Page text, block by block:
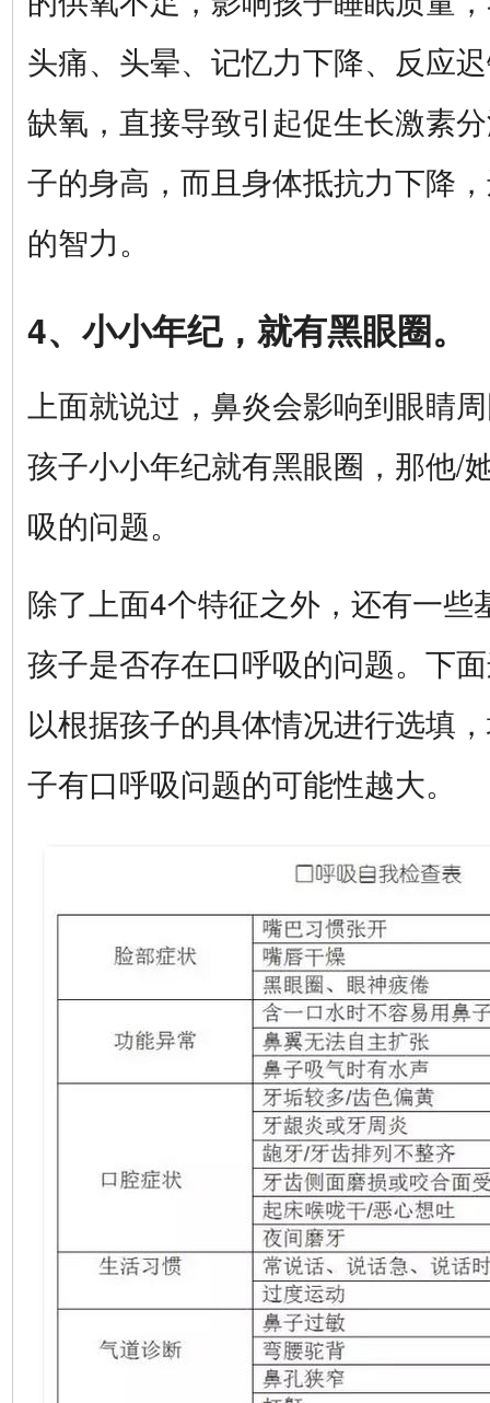
头痛、头晕、记忆力下降、反应
缺氧，直接导致引起促生长激素
子的身高，而且身体抵抗力下降
的智力。
4、小小年纪，就有黑眼圈。
上面就说过，鼻炎会影响到眼睛
孩子小小年纪就有黑眼圈，那他/
吸的问题。
除了上面4个特征之外，还有一些
孩子是否存在口呼吸的问题。下
以根据孩子的具体情况进行选填
子有口呼吸问题的可能性越大。